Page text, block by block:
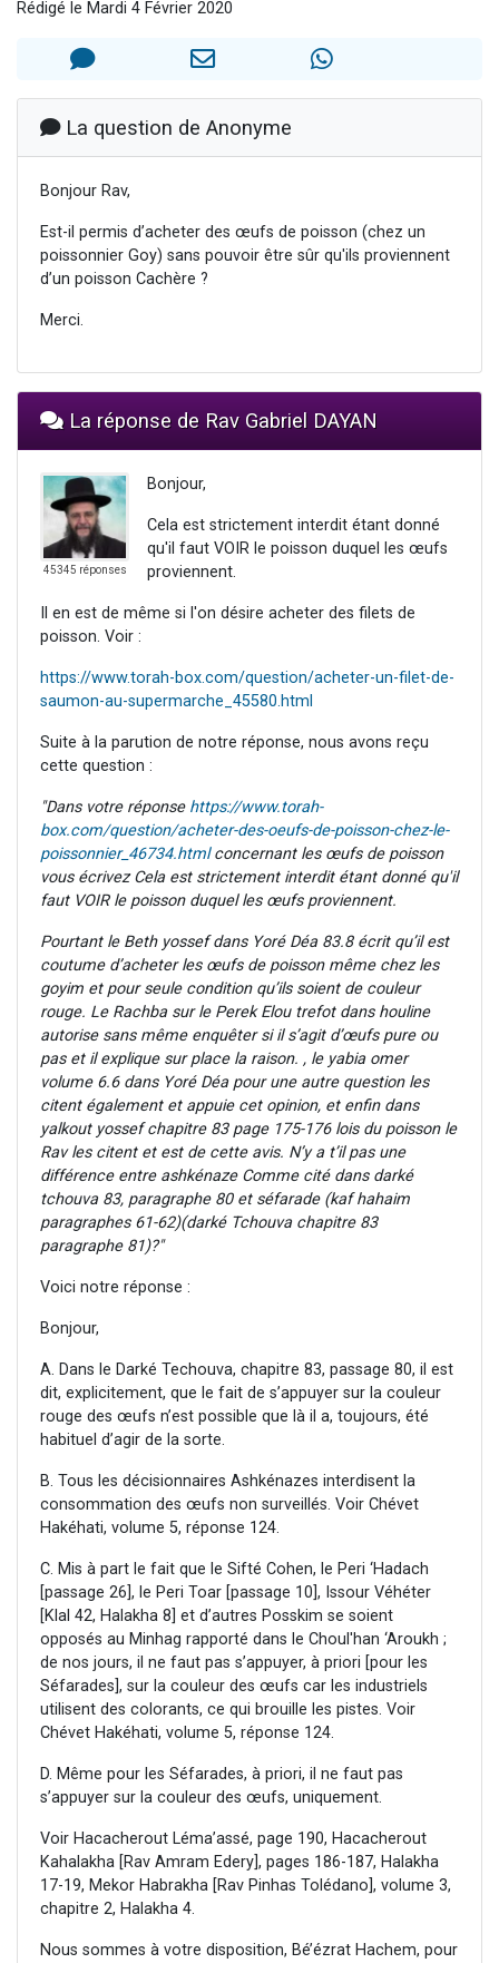
Odaya vient de donner son Maasser
2 personnes viennent de faire un don pour Tsédaka : pauvres d'Israel
Rédigé le Mardi 4 Février 2020
La question de Anonyme
Bonjour Rav,
Est-il permis d’acheter des œufs de poisson (chez un
poissonnier Goy) sans pouvoir être sûr qu'ils proviennent
d’un poisson Cachère ?
Merci.
La réponse de Rav Gabriel DAYAN
45345 réponses
Bonjour,
Cela est strictement interdit étant donné
qu'il faut VOIR le poisson duquel les œufs
proviennent.
Il en est de même si l'on désire acheter des filets de
poisson. Voir :
https://www.torah-box.com/question/acheter-un-filet-de-
saumon-au-supermarche_45580.html
Suite à la parution de notre réponse, nous avons reçu
cette question :
"Dans votre réponse https://www.torah-
box.com/question/acheter-des-oeufs-de-poisson-chez-le-
poissonnier_46734.htmlconcernant les œufs de poisson
vous écrivez Cela est strictement interdit étant donné qu'il
faut VOIR le poisson duquel les œufs proviennent.
Pourtant le Beth yossef dans Yoré Déa 83.8 écrit qu’il est
coutume d’acheter les œufs de poisson même chez les
goyim et pour seule condition qu’ils soient de couleur
rouge. Le Rachba sur le Perek Elou trefot dans houline
autorise sans même enquêter si il s’agit d’œufs pure ou
pas et il explique sur place la raison. , le yabia omer
volume 6.6 dans Yoré Déa pour une autre question les
citent également et appuie cet opinion, et enfin dans
yalkout yossef chapitre 83 page 175-176 lois du poisson le
Rav les citent et est de cette avis. N’y a t’il pas une
différence entre ashkénaze Comme cité dans darké
tchouva 83, paragraphe 80 et séfarade (kaf hahaim
paragraphes 61-62)(darké Tchouva chapitre 83
paragraphe 81)?"
Voici notre réponse :
Bonjour,
A. Dans le Darké Techouva, chapitre 83, passage 80, il est
dit, explicitement, que le fait de s’appuyer sur la couleur
rouge des œufs n’est possible que là il a, toujours, été
habituel d’agir de la sorte.
B. Tous les décisionnaires Ashkénazes interdisent la
consommation des œufs non surveillés. Voir Chévet
Hakéhati, volume 5, réponse 124.
C. Mis à part le fait que le Sifté Cohen, le Peri ‘Hadach
[passage 26], le Peri Toar [passage 10], Issour Véhéter
[Klal 42, Halakha 8] et d’autres Posskim se soient
opposés au Minhag rapporté dans le Choul'han ‘Aroukh ;
de nos jours, il ne faut pas s’appuyer, à priori [pour les
Séfarades], sur la couleur des œufs car les industriels
utilisent des colorants, ce qui brouille les pistes. Voir
Chévet Hakéhati, volume 5, réponse 124.
D. Même pour les Séfarades, à priori, il ne faut pas
s’appuyer sur la couleur des œufs, uniquement.
Voir Hacacherout Léma’assé, page 190, Hacacherout
Kahalakha [Rav Amram Edery], pages 186-187, Halakha
17-19, Mekor Habrakha [Rav Pinhas Tolédano], volume 3,
chapitre 2, Halakha 4.
Nous sommes à votre disposition, Bé’ézrat Hachem, pour